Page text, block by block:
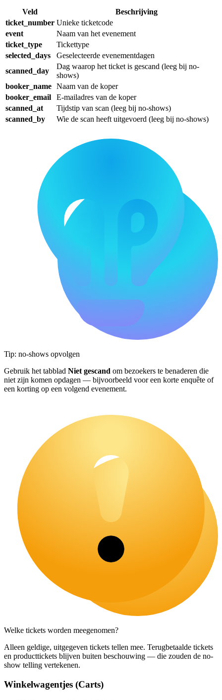
Veld
Beschrijving
ticket_number Unieke ticketcode
event
Naam van het evenement
ticket_type
Tickettype
selected_days
Geselecteerde evenementdagen
scanned_day
Dag waarop het ticket is gescand (leeg bij no-
shows)
booker_name Naam van de koper
booker_email
E-mailadres van de koper
scanned_at
Tijdstip van scan (leeg bij no-shows)
scanned_by
Wie de scan heeft uitgevoerd (leeg bij no-shows)
Tip: no-shows opvolgen
Gebruik het tabblad Niet gescand om bezoekers te benaderen die
niet zijn komen opdagen — bijvoorbeeld voor een korte enquête of
een korting op een volgend evenement.
Welke tickets worden meegenomen?
Alleen geldige, uitgegeven tickets tellen mee. Terugbetaalde tickets
en producttickets blijven buiten beschouwing — die zouden de no-
show telling vertekenen.
Winkelwagentjes (Carts)